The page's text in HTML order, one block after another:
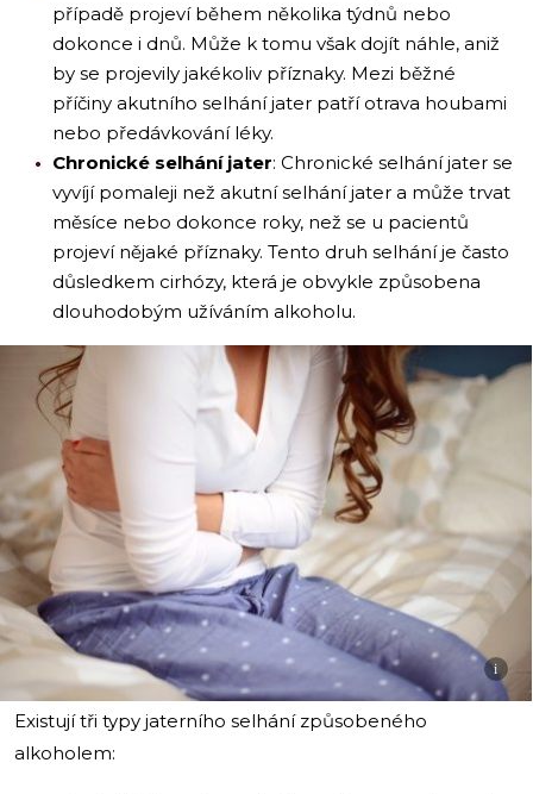
případě projeví během několika týdnů nebo
dokonce i dnů. Může k tomu však dojít náhle, aniž
by se projevily jakékoliv příznaky. Mezi běžné
příčiny akutního selhání jater patří otrava houbami
nebo předávkování léky.
Chronické selhání jater: Chronické selhání jater se
vyvíjí pomaleji než akutní selhání jater a může trvat
měsíce nebo dokonce roky, než se u pacientů
projeví nějaké příznaky. Tento druh selhání je často
důsledkem cirhózy, která je obvykle způsobena
dlouhodobým užíváním alkoholu.
i
Existují tři typy jaterního selhání způsobeného
alkoholem: